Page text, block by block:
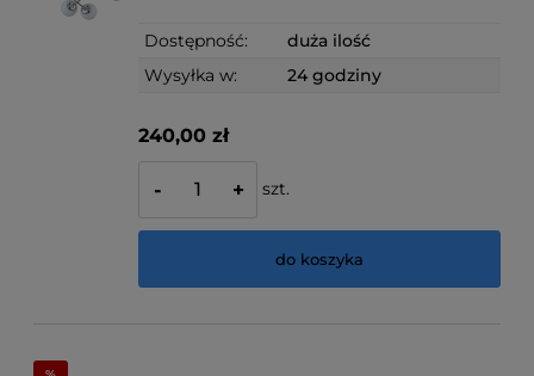
Dostępność:
duża ilość
Wysyłka w:
24 godziny
240,00 zł
- + szt.
do koszyka